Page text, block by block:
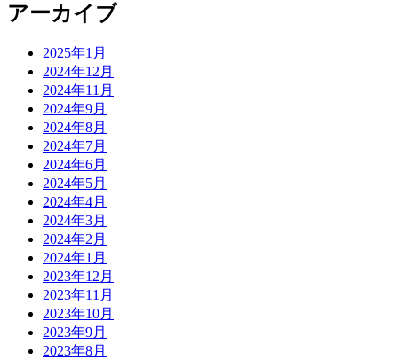
アーカイブ
2025年1月
2024年12月
2024年11月
2024年9月
2024年8月
2024年7月
2024年6月
2024年5月
2024年4月
2024年3月
2024年2月
2024年1月
2023年12月
2023年11月
2023年10月
2023年9月
2023年8月